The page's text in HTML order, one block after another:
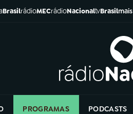
BrasilrádioMECrádioNacionaltvBrasilmais
PROGRAMAS PODCASTS